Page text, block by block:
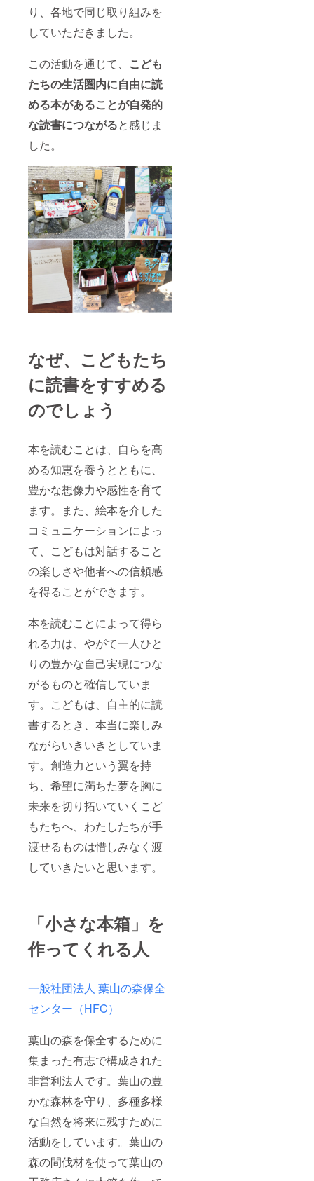
り、各地で同じ取り組みを
していただきました。
この活動を通じて、 こども
たちの生活圏内に自由に読
める本があることが自発的
な読書につながると感じま
した。
なぜ、こどもたち
に読書をすすめる
のでしょう
本を読むことは、自らを高
める知恵を養うとともに、
豊かな想像力や感性を育て
ます。また、絵本を介した
コミュニケーションによっ
て、こどもは対話すること
の楽しさや他者への信頼感
を得ることができます。
本を読むことによって得ら
れる力は、やがて一人ひと
りの豊かな自己実現につな
がるものと確信していま
す。こどもは、自主的に読
書するとき、本当に楽しみ
ながらいきいきとしていま
す。創造力という翼を持
ち、希望に満ちた夢を胸に
未来を切り拓いていくこど
もたちへ、わたしたちが手
渡せるものは惜しみなく渡
していきたいと思います。
「小さな本箱」を
作ってくれる人
一般社団法人 葉山の森保全
センター（HFC）
葉山の森を保全するために
集まった有志で構成された
非営利法人です。葉山の豊
かな森林を守り、多種多様
な自然を将来に残すために
活動をしています。葉山の
森の間伐材を使って葉山の